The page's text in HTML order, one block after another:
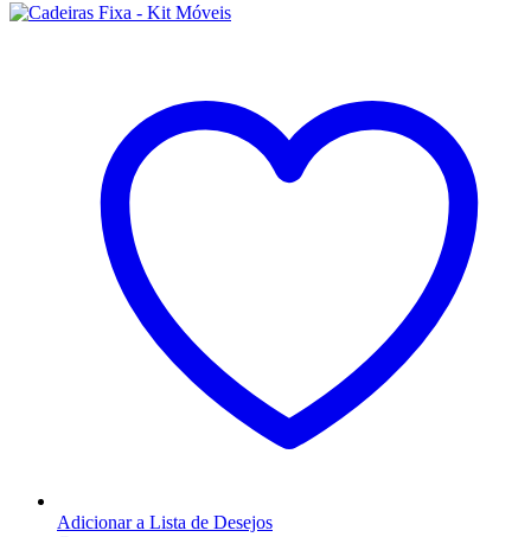
Adicionar a Lista de Desejos